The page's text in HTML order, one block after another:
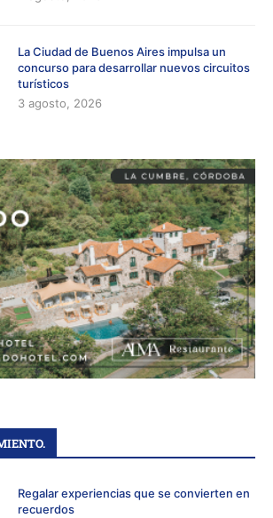
La Ciudad de Buenos Aires impulsa un
concurso para desarrollar nuevos circuitos
turísticos
3 agosto, 2026
Regalar experiencias que se convierten en
recuerdos